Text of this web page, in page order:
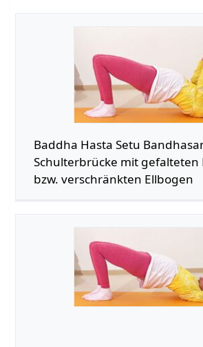
Baddha Hasta Setu
Schulterbrücke mit gefalteten
bzw. verschränkten Ellbogen